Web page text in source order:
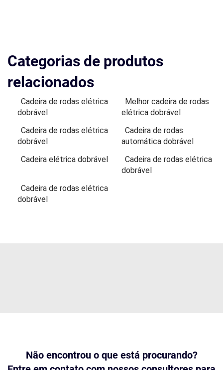
Categorias de produtos
relacionados
Cadeira de rodas elétrica
dobrável
Melhor cadeira de rodas
elétrica dobrável
Cadeira de rodas elétrica
dobrável
Cadeira de rodas
automática dobrável
Cadeira elétrica dobrável
Cadeira de rodas elétrica
dobrável
Cadeira de rodas elétrica
dobrável
Não encontrou o que está procurando?